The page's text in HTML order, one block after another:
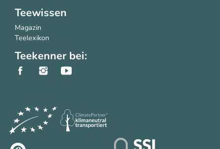
Teewissen
Magazin
Teelexikon
Teekenner bei: